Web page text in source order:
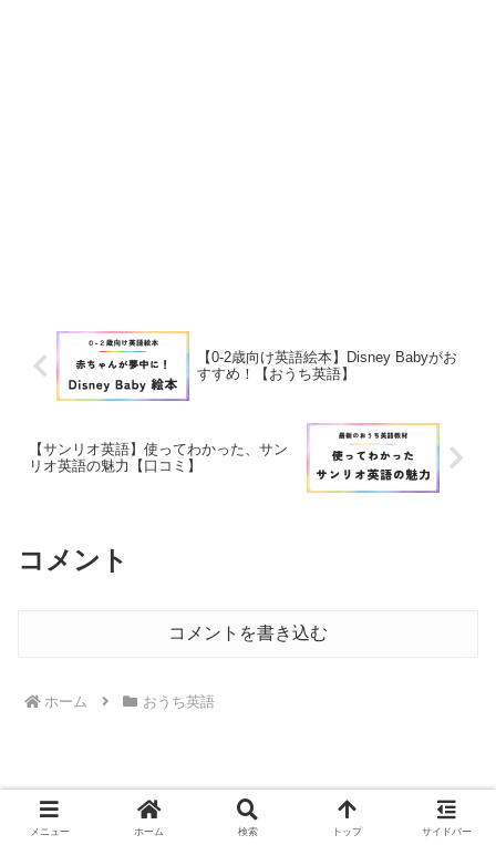
【0-2歳向け英語絵本】Disney Babyがお
すすめ！【おうち英語】
【サンリオ英語】使ってわかった、サン
リオ英語の魅力【口コミ】
コメント
コメントを書き込む
ホーム おうち英語
メニュー ホーム 検索 トップ サイドバー